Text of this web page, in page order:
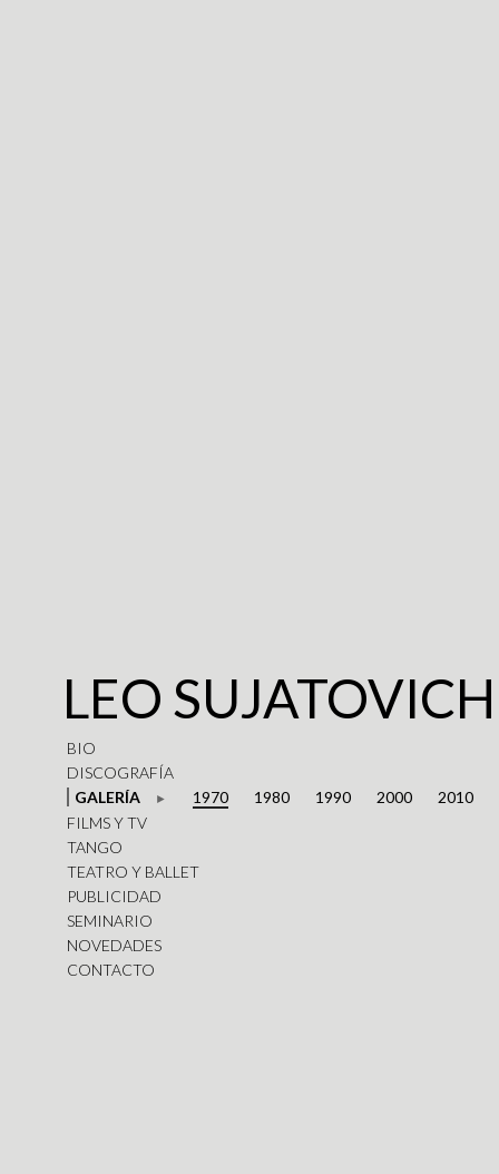
LEO SUJATOVICH
BIO
DISCOGRAFÍA
GALERÍA
1970 1980 1990 2000
2010
FILMS Y TV
TANGO
TEATRO Y BALLET
PUBLICIDAD
SEMINARIO
NOVEDADES
CONTACTO